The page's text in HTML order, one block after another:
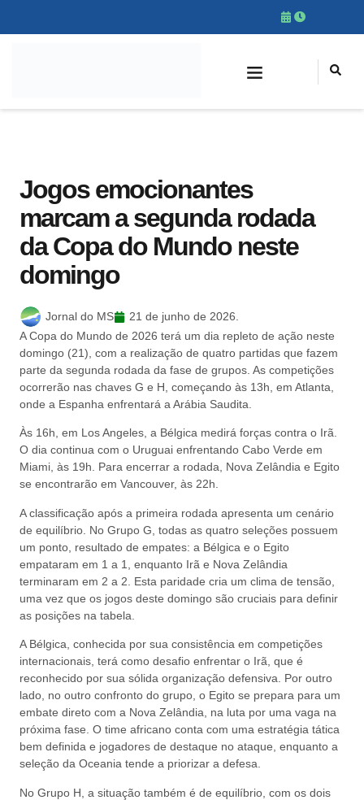
Jogos emocionantes
marcam a segunda rodada
da Copa do Mundo neste
domingo
Jornal do MS
21 de junho de 2026.
A Copa do Mundo de 2026 terá um dia repleto de ação neste
domingo (21), com a realização de quatro partidas que fazem
parte da segunda rodada da fase de grupos. As competições
ocorrerão nas chaves G e H, começando às 13h, em Atlanta,
onde a Espanha enfrentará a Arábia Saudita.
Às 16h, em Los Angeles, a Bélgica medirá forças contra o Irã.
O dia continua com o Uruguai enfrentando Cabo Verde em
Miami, às 19h. Para encerrar a rodada, Nova Zelândia e Egito
se encontrarão em Vancouver, às 22h.
A classificação após a primeira rodada apresenta um cenário
de equilíbrio. No Grupo G, todas as quatro seleções possuem
um ponto, resultado de empates: a Bélgica e o Egito
empataram em 1 a 1, enquanto Irã e Nova Zelândia
terminaram em 2 a 2. Esta paridade cria um clima de tensão,
uma vez que os jogos deste domingo são cruciais para definir
as posições na tabela.
A Bélgica, conhecida por sua consistência em competições
internacionais, terá como desafio enfrentar o Irã, que é
reconhecido por sua sólida organização defensiva. Por outro
lado, no outro confronto do grupo, o Egito se prepara para um
embate direto com a Nova Zelândia, na luta por uma vaga na
próxima fase. O time africano conta com uma estratégia tática
bem definida e jogadores de destaque no ataque, enquanto a
seleção da Oceania tende a priorizar a defesa.
No Grupo H, a situação também é de equilíbrio, com os dois